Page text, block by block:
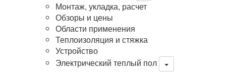
Монтаж, укладка, расчет
Обзоры и цены
Области применения
Теплоизоляция и стяжка
Устройство
Электрический теплый пол